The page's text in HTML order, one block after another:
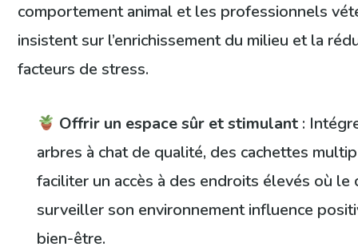
comportement animal et les professionnels
insistent sur l’enrichissement du milieu et la
facteurs de stress.
Offrir un espace sûr et stimulant :
arbres à chat de qualité, des cachettes
faciliter un accès à des endroits élevés où le
surveiller son environnement influence
bien-être.